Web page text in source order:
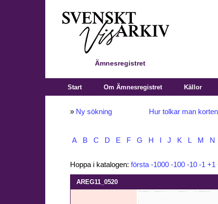
Ämnesregistret
Start Om Ämnesregistret Källor
» Ny sökning Hur tolkar man
A B C D E F G H J K L M N
Hoppa i katalogen: första -1000 -100 -10 -1 +1
AREG11_0520